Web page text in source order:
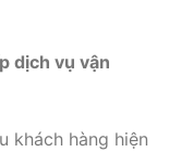
dịch vụ vận
khách hàng hiện